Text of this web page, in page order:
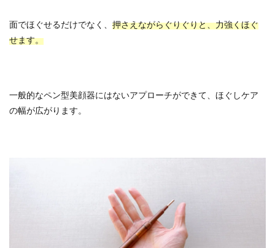
面でほぐせるだけでなく、 押さえながらぐりぐりと、力強くほぐ
せます。
一般的なペン型美顔器にはないアプローチができて、ほぐしケア
の幅が広がります。